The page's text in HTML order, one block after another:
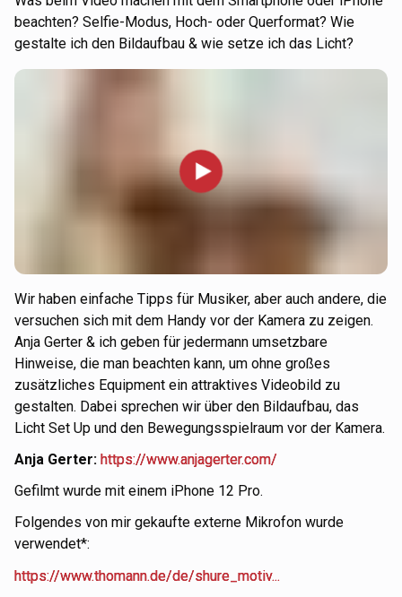
beachten? Selfie-Modus, Hoch- oder Querformat? Wie
gestalte ich den Bildaufbau & wie setze ich das Licht?
Wir haben einfache Tipps für Musiker, aber auch andere, die
versuchen sich mit dem Handy vor der Kamera zu zeigen.
Anja Gerter & ich geben für jedermann umsetzbare
Hinweise, die man beachten kann, um ohne großes
zusätzliches Equipment ein attraktives Videobild zu
gestalten. Dabei sprechen wir über den Bildaufbau, das
Licht Set Up und den Bewegungsspielraum vor der Kamera.
Anja Gerter: https://www.anjagerter.com/
Gefilmt wurde mit einem iPhone 12 Pro.
Folgendes von mir gekaufte externe Mikrofon wurde
verwendet*:
https://www.thomann.de/de/shure_motiv...